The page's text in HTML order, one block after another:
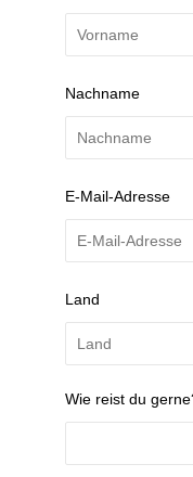
Nachname
E-Mail-Adresse
Land
Wie reist du